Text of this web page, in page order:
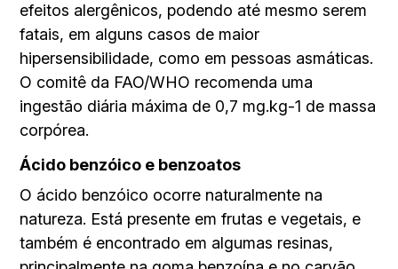
efeitos alergênicos, podendo até mesmo serem
fatais, em alguns casos de maior
hipersensibilidade, como em pessoas asmáticas.
O comitê da FAO/WHO recomenda uma
ingestão diária máxima de 0,7 mg.kg-1 de massa
corpórea.
Ácido benzóico e benzoatos
O ácido benzóico ocorre naturalmente na
natureza. Está presente em frutas e vegetais, e
também é encontrado em algumas resinas,